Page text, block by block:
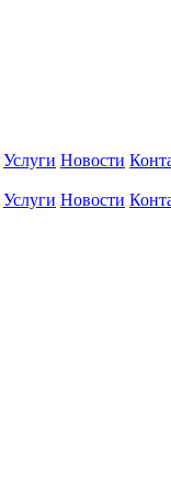
Услуги Новости
Услуги Новости